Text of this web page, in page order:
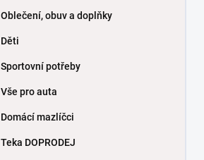
Oblečení, obuv a doplňky
Děti
Sportovní potřeby
Vše pro auta
Domácí mazlíčci
Teka DOPRODEJ